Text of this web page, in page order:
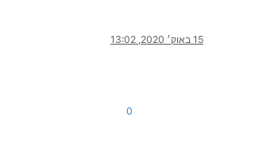
15 באוק׳ 2020, 13:02
0